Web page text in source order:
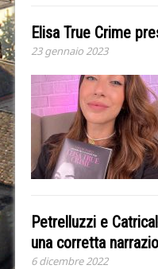
Elisa True Crime
23 gennaio 2023
Petrelluzzi e
una corretta
6 dicembre 2022